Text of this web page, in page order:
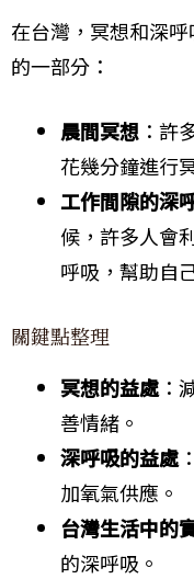
在台灣，冥想和深
的一部分：
晨間冥想 ：許
花幾分鐘進行
工作間隙的深
候，許多人會
呼吸，幫助自
關鍵點整理
冥想的益處：
善情緒。
深呼吸的益處
加氧氣供應。
台灣生活中的
的深呼吸。